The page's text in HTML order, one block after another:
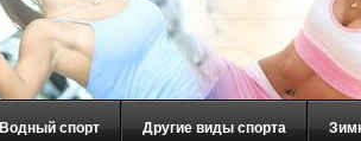
Водный спорт Другие виды спорта